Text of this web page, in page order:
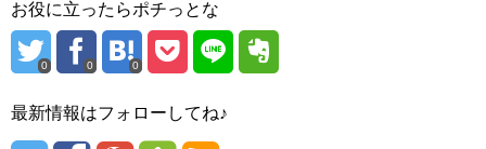
お役に立ったらポチっとな
0 0 0
最新情報はフォローしてね♪